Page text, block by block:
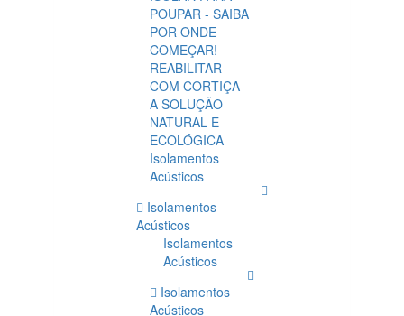
POUPAR - SAIBA
POR ONDE
COMEÇAR!
REABILITAR
COM CORTIÇA -
A SOLUÇÃO
NATURAL E
ECOLÓGICA
Isolamentos
Acústicos
Isolamentos
Acústicos
Isolamentos
Acústicos
Isolamentos
Acústicos